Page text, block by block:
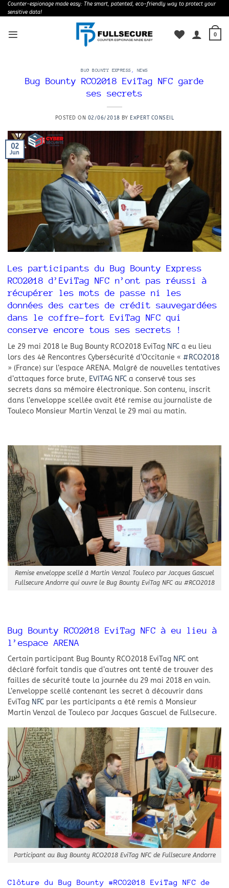
Skip
to
Counter-espionage made easy: The smart, patented, eco-friendly way to protect your
sensitive data!
0
BUG BOUNTY EXPRESS NEWS
Bug Bounty RCO2018 EviTag NFC garde
ses secrets
POSTED ON 02/06/2018 BY EXPERT CONSEIL
02
Jun
Les participants du Bug Bounty Express
RCO2018 d’EviTag NFC n’ont pas réussi à
récupérer les mots de passe ni les
données des cartes de crédit sauvegardées
dans le coffre-fort EviTag NFC qui
conserve encore tous ses secrets !
Le 29 mai 2018 le Bug Bounty RCO2018 EviTag NFC a eu lieu
lors des 4è Rencontres Cybersécurité d’Occitanie « #RCO2018
» (France) sur l’espace ARENA. Malgré de nouvelles tentatives
d’attaques force brute, EVITAG NFC a conservé tous ses
secrets dans sa mémoire électronique. Son contenu, inscrit
dans l’enveloppe scellée avait été remise au journaliste de
Touleco Monsieur Martin Venzal le 29 mai au matin.
Remise enveloppe scellé à Martin Venzal Touleco par Jacques Gascuel
Fullsecure Andorre qui ouvre le Bug Bounty EviTag NFC au #RCO2018
Bug Bounty RCO2018 EviTag NFC à eu lieu à
l’espace ARENA
Certain participant Bug Bounty RCO2018 EviTag NFC ont
déclaré forfait tandis que d’autres ont tenté de trouver des
failles de sécurité toute la journée du 29 mai 2018 en vain.
L’enveloppe scellé contenant les secret à découvrir dans
EviTag NFC par les participants a été remis à Monsieur
Martin Venzal de Touleco par Jacques Gascuel de Fullsecure.
Participant au Bug Bounty RCO2018 EviTag NFC de Fullsecure Andorre
Clôture du Bug Bounty #RCO2018 EviTag NFC de